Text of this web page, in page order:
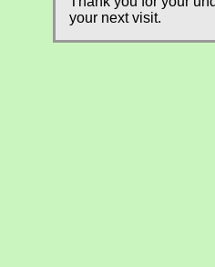
your next visit.